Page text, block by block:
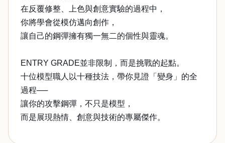
在反覆修整、上色與創意實驗的過程中，
你將學會從模仿邁向創作，
讓自己的鋼彈擁有獨一無二的個性與靈魂。
ENTRY GRADE並非限制，而是挑戰的起點。
十位模型職人以十種技法，帶你見證「變身」的全
過程──
讓你的攻擊鋼彈，不只是模型，
而是展現熱情、創意與技術的專屬傑作。